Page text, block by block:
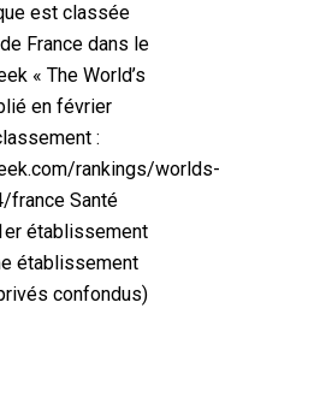
est classée
France dans le
« The World’s
en février
:
rankings/worlds-
france Santé
établissement
établissement
confondus)